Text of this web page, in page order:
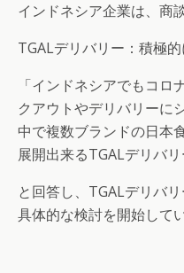
インドネシア企業は、商
TGALデリバリー：積極
「インドネシアでもコロ
クアウトやデリバリーに
中で複数ブランドの日本
展開出来るTGALデリバ
と回答し、TGALデリバ
具体的な検討を開始してい